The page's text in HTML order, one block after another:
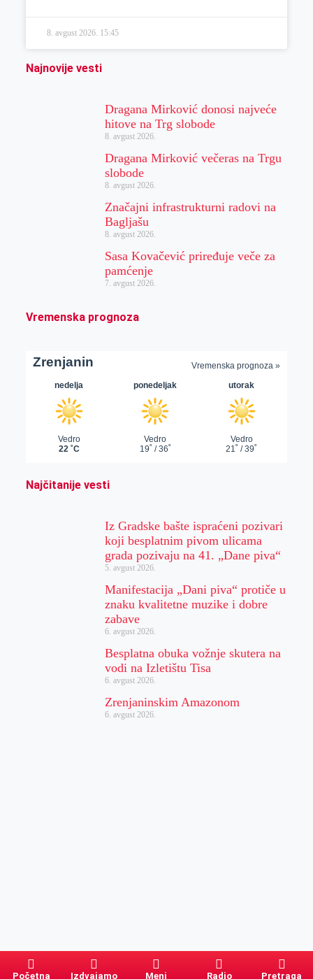
8. avgust 2026. 15:45
Najnovije vesti
Dragana Mirković donosi najveće
hitove na Trg slobode
8. avgust 2026.
Dragana Mirković večeras na Trgu
slobode
8. avgust 2026.
Značajni infrastrukturni radovi na
Bagljašu
8. avgust 2026.
Sasa Kovačević priređuje veče za
pamćenje
7. avgust 2026.
Vremenska prognoza
Najčitanije vesti
Iz Gradske bašte ispraćeni pozivari
koji besplatnim pivom ulicama
grada pozivaju na 41. „Dane piva“
5. avgust 2026.
Manifestacija „Dani piva“ protiče u
znaku kvalitetne muzike i dobre
zabave
6. avgust 2026.
Besplatna obuka vožnje skutera na
vodi na Izletištu Tisa
6. avgust 2026.
Zrenjaninskim Amazonom
6. avgust 2026.
Početna Izdvajamo Meni Radio Pretraga